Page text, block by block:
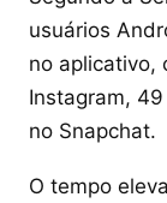
usuários
no aplicativo,
Instagram,
no Snapchat.
O tempo